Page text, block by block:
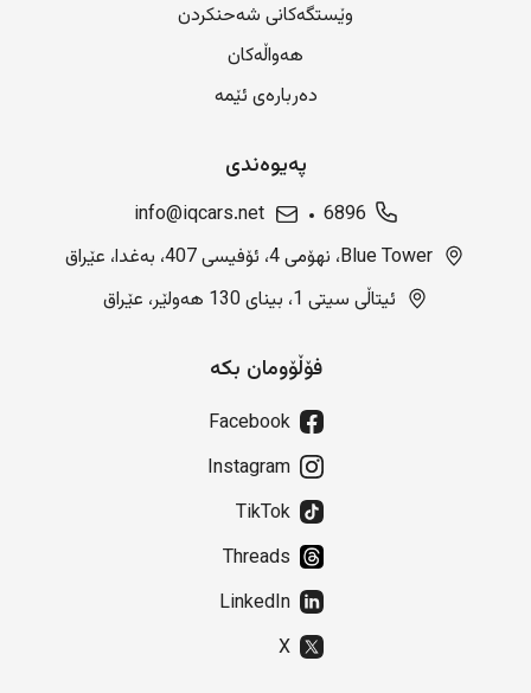
وێستگەکانی شەحنکردن
هەواڵەکان
دەربارەی ئێمە
پەیوەندی
6896
info@iqcars.net
Blue Tower، نهۆمی 4، ئۆفیسی 407، بەغدا، عێراق
ئیتاڵی سیتی 1، بینای 130 هەولێر، عێراق
فۆڵۆومان بکە
Facebook
Instagram
TikTok
Threads
LinkedIn
X